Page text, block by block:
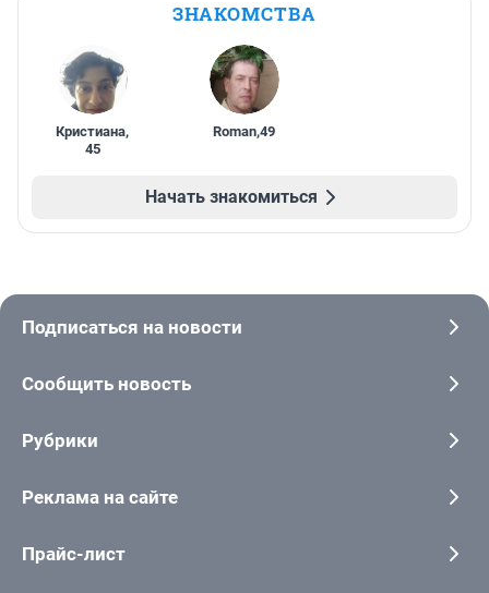
ЗНАКОМСТВА
Кристиана,
45
Roman,49
Начать знакомиться
Подписаться на новости
Сообщить новость
Рубрики
Реклама на сайте
Прайс-лист